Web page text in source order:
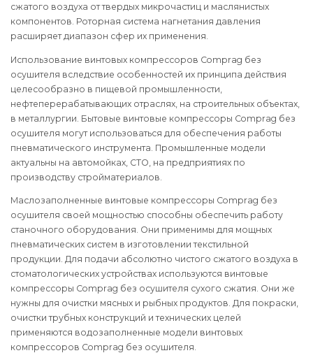
сжатого воздуха от твердых микрочастиц и маслянистых
компонентов. Роторная система нагнетания давления
расширяет диапазон сфер их применения.
Использование винтовых компрессоров Comprag без
осушителя вследствие особенностей их принципа действия
целесообразно в пищевой промышленности,
нефтеперерабатывающих отраслях, на строительных объектах,
в металлургии. Бытовые винтовые компрессоры Comprag без
осушителя могут использоваться для обеспечения работы
пневматического инструмента. Промышленные модели
актуальны на автомойках, СТО, на предприятиях по
производству стройматериалов.
Маслозаполненные винтовые компрессоры Comprag без
осушителя своей мощностью способны обеспечить работу
станочного оборудования. Они применимы для мощных
пневматических систем в изготовлении текстильной
продукции. Для подачи абсолютно чистого сжатого воздуха в
стоматологических устройствах используются винтовые
компрессоры Comprag без осушителя сухого сжатия. Они же
нужны для очистки мясных и рыбных продуктов. Для покраски,
очистки трубных конструкций и технических целей
применяются водозаполненные модели винтовых
компрессоров Comprag без осушителя.